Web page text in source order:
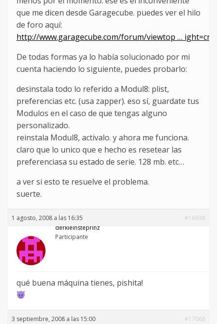
que me dicen desde Garagecube. puedes ver el hilo
de foro aquí:
http://www.garagecube.com/forum/viewtop …
De todas formas ya lo había solucionado por mi
cuenta haciendo lo siguiente, puedes probarlo:
desinstala todo lo referido a Modul8: plist,
preferencias etc. (usa zapper). eso sí, guardate tus
Modulos en el caso de que tengas alguno
personalizado.
reinstala Modul8, activalo. y ahora me funciona.
claro que lo unico que e hecho es resetear las
preferenciasa su estado de serie. 128 mb. etc…
a ver si esto te resuelve el problema.
suerte.
1 agosto, 2008 a las 16:35
#16938
derkleinsteprinz
Participante
qué buena máquina tienes, pishita!
3 septiembre, 2008 a las 15:00
#17068